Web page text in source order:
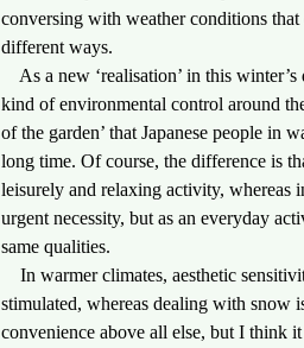
conversing with weather conditions
different ways.
As a new ‘realisation’ in this
kind of environmental control around
of the garden’ that Japanese people in
long time. Of course, the difference is
leisurely and relaxing activity, whereas
urgent necessity, but as an everyday
same qualities.
In warmer climates, aesthetic
stimulated, whereas dealing with snow
convenience above all else, but I think